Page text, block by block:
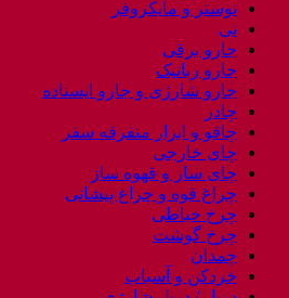
توستر و مایکروفر
تی
جارو برقی
جارو رباتیک
جارو شارژی و جارو ایستاده
چادر
چاقو و ابزار متفرقه سفر
چای خارجی
چای ساز و قهوه ساز
چراغ قوه و چراغ پیشانی
چرخ خیاطی
چرخ گوشت
چمدان
خردکن و آسیاب